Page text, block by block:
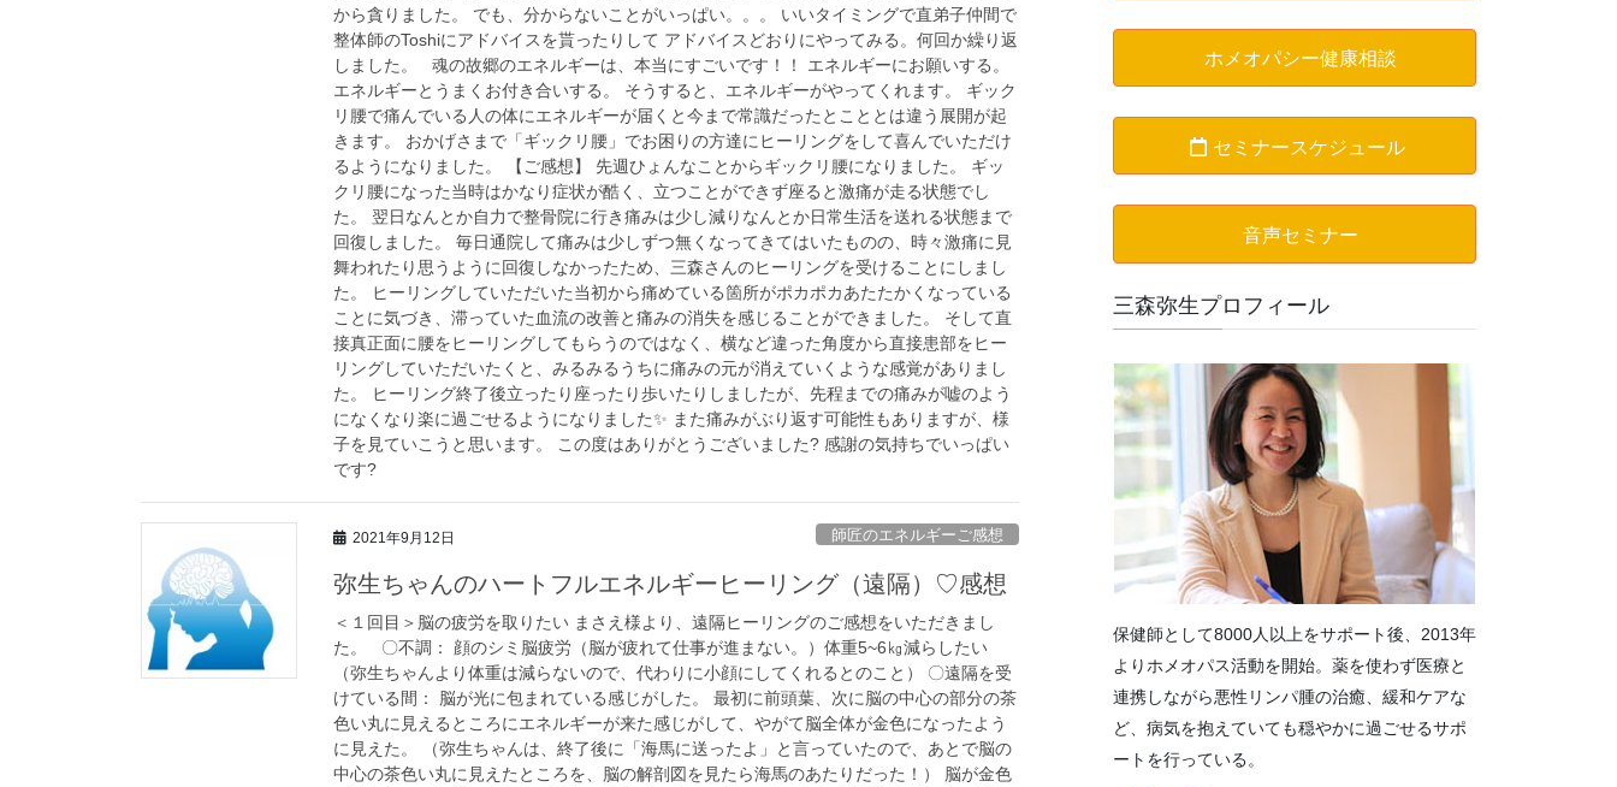
から貪りました。 でも、分からないことがいっぱい。。。 いいタイミングで直弟子仲間で
整体師のToshiにアドバイスを貰ったりして アドバイスどおりにやってみる。何回か繰り返
しました。 魂の故郷のエネルギーは、本当にすごいです！！ エネルギーにお願いする。
エネルギーとうまくお付き合いする。 そうすると、エネルギーがやってくれます。 ギック
リ腰で痛んでいる人の体にエネルギーが届くと今まで常識だったとこととは違う展開が起
きます。 おかげさまで「ギックリ腰」でお困りの方達にヒーリングをして喜んでいただけ
るようになりました。 【ご感想】 先週ひょんなことからギックリ腰になりました。 ギッ
クリ腰になった当時はかなり症状が酷く、立つことができず座ると激痛が走る状態でし
た。 翌日なんとか自力で整骨院に行き痛みは少し減りなんとか日常生活を送れる状態まで
回復しました。 毎日通院して痛みは少しずつ無くなってきてはいたものの、時々激痛に見
舞われたり思うように回復しなかったため、三森さんのヒーリングを受けることにしまし
た。 ヒーリングしていただいた当初から痛めている箇所がポカポカあたたかくなっている
ことに気づき、滞っていた血流の改善と痛みの消失を感じることができました。 そして直
接真正面に腰をヒーリングしてもらうのではなく、横など違った角度から直接患部をヒー
リングしていただいたくと、みるみるうちに痛みの元が消えていくような感覚がありまし
た。 ヒーリング終了後立ったり座ったり歩いたりしましたが、先程までの痛みが嘘のよう
になくなり楽に過ごせるようになりました✨ また痛みがぶり返す可能性もありますが、様
子を見ていこうと思います。 この度はありがとうございました? 感謝の気持ちでいっぱい
です?
2021年9月12日 師匠のエネルギーご感想
弥生ちゃんのハートフルエネルギーヒーリング（遠隔）♡感想
＜１回目＞脳の疲労を取りたい まさえ様より、遠隔ヒーリングのご感想をいただきまし
た。 〇不調： 顔のシミ脳疲労（脳が疲れて仕事が進まない。）体重5~6㎏減らしたい
（弥生ちゃんより体重は減らないので、代わりに小顔にしてくれるとのこと） 〇遠隔を受
けている間： 脳が光に包まれている感じがした。 最初に前頭葉、次に脳の中心の部分の茶
色い丸に見えるところにエネルギーが来た感じがして、やがて脳全体が金色になったよう
に見えた。 （弥生ちゃんは、終了後に「海馬に送ったよ」と言っていたので、あとで脳の
中心の茶色い丸に見えたところを、脳の解剖図を見たら海馬のあたりだった！） 脳が金色
ホメオパシー健康相談
セミナースケジュール
音声セミナー
三森弥生プロフィール
保健師として8000人以上をサポート後、2013年
よりホメオパス活動を開始。薬を使わず医療と
連携しながら悪性リンパ腫の治癒、緩和ケアな
ど、病気を抱えていても穏やかに過ごせるサポ
ートを行っている。